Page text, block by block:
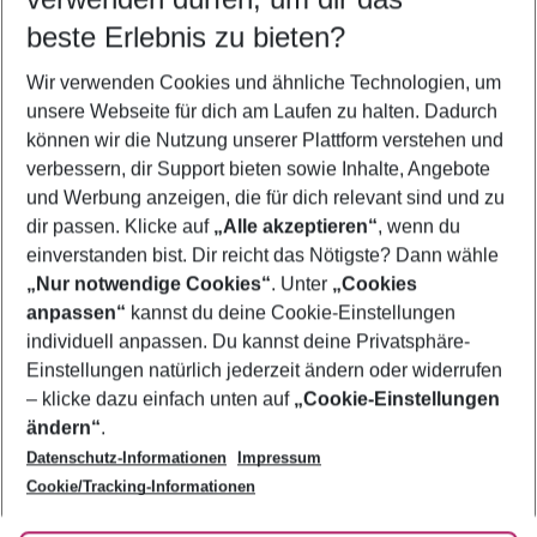
5-8 Nächte
2 Erwachsene Keine Kinder
Mehr Filter anzeigen
Footer
Footer navigation
Über uns
AGB
Bestpreisgarantie
Cookie-Einstellungen ändern
Cookie-Richtlinie
Agenturbetreuung
Barrierefreies Reisen
Folge uns
beste Erlebnis zu bieten?
Wir verwenden Cookies und ähnliche Technologien, um
unsere Webseite für dich am Laufen zu halten. Dadurch
können wir die Nutzung unserer Plattform verstehen und
verbessern, dir Support bieten sowie Inhalte, Angebote
und Werbung anzeigen, die für dich relevant sind und zu
dir passen. Klicke auf „Alle akzeptieren“, wenn du
einverstanden bist. Dir reicht das Nötigste? Dann wähle
„Nur notwendige Cookies“. Unter „Cookies
anpassen“ kannst du deine Cookie-Einstellungen
individuell anpassen. Du kannst deine Privatsphäre-
Einstellungen natürlich jederzeit ändern oder widerrufen
– klicke dazu einfach unten auf „Cookie-Einstellungen
ändern“.
Datenschutz-Informationen
Impressum
Cookie/Tracking-Informationen